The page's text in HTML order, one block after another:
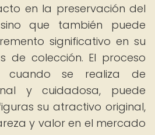
en la preservación del
que también puede
significativo en su
de colección. El proceso
cuando se realiza de
y cuidadosa, puede
su atractivo original,
y valor en el mercado